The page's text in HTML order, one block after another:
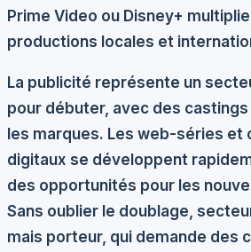
Prime Video ou Disney+
productions locales et
La publicité représente un
pour débuter, avec des
les marques. Les web-séries et
digitaux se développent
des opportunités pour les
Sans oublier le doublage ,
mais porteur, qui demande des